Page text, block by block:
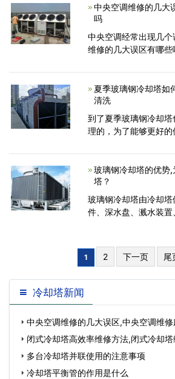
涉及到发电机组运作
给
中央空调维修的几大
吗
中央空调经常出现几
维修的几大误区有哪些
看看吧...
夏季玻璃钢冷却塔如
清洗
到了夏季玻璃钢冷却
理的，为了能够更好
题，有必要带大家一起
玻璃钢冷却塔的优势
塔？
玻璃钢冷却塔由冷却
件、深水盘、溅水装
却塔施工简便、构造紧
有造
1 2 下一页 尾
冷却塔新闻
中央空调维修的几大误区,中央空调维
闭式冷却塔高效率维修方法,闭式冷却
多台冷却塔并联使用的注意事项
冷却塔平衡管的作用是什么